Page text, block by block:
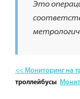
Это
<< Мониторинг на
троллейбусы